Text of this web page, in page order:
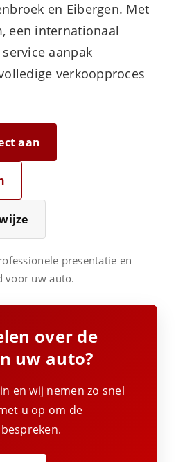
en Eibergen. Met
een internationaal
aanpak
verkoopproces
aan
presentatie en
voor uw auto.
over de
uw auto?
en wij nemen zo snel
u op om de